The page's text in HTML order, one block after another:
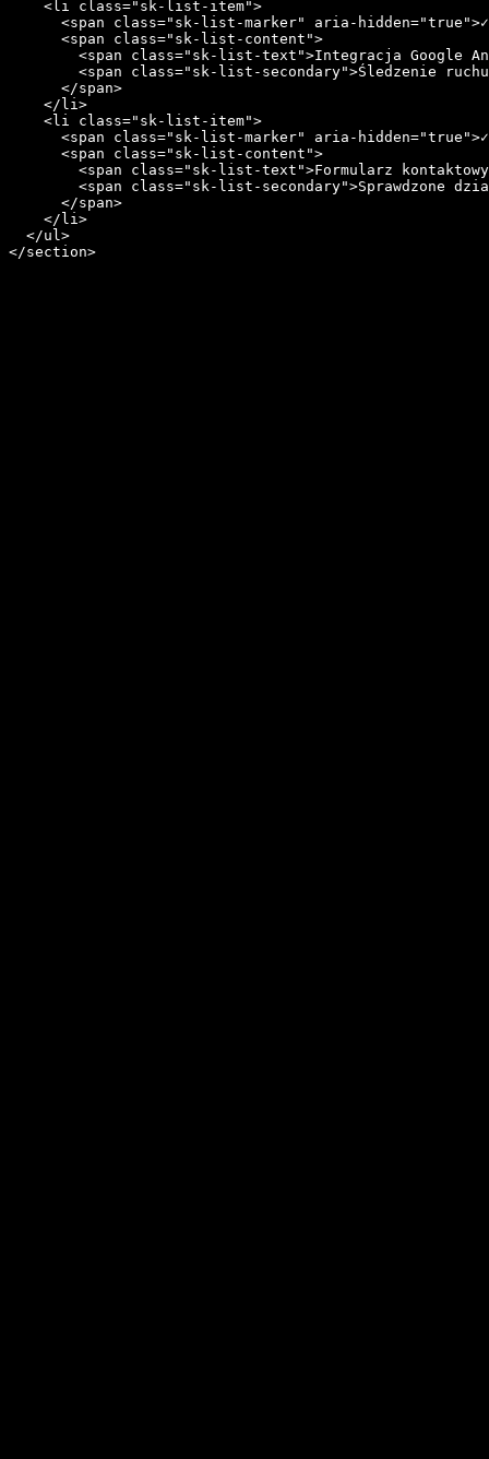
    <li class="sk-list-item">
<span class="sk-list-marker" aria-
      <span class="sk-list-content">
<span class="sk-list-text">Integracja Google
<span class="sk-list-secondary">Śledzenie
      </span>
    </li>
    <li class="sk-list-item">
<span class="sk-list-marker" aria-
      <span class="sk-list-content">
<span class="sk-list-text">Formularz
<span class="sk-list-secondary">Sprawdzone
      </span>
    </li>
  </ul>
</section>